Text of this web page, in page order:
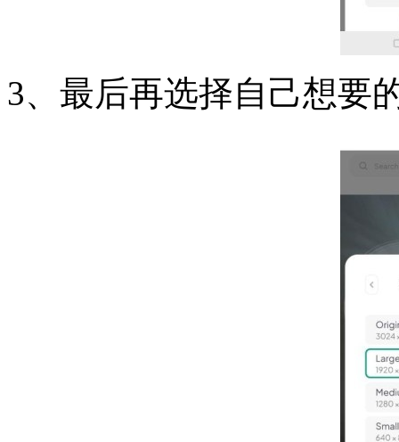
3、最后再选择自己想要